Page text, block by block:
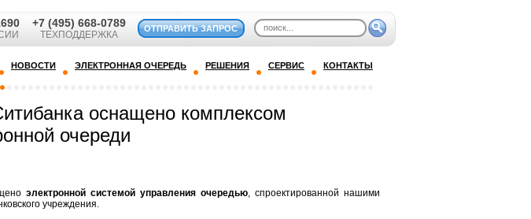
+7 (495) 668-0789
ТЕХПОДДЕРЖКА
ОТПРАВИТЬ ЗАПРОС
НОВОСТИ ЭЛЕКТРОННАЯ ОЧЕРЕДЬ РЕШЕНИЯ СЕРВИС КОНТАКТЫ
оснащено комплексом
очереди
электронной системой управления очередью, спроектированной нашими
учреждения.